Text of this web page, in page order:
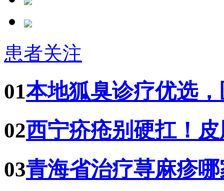
患者关注
01本地狐臭诊疗优选
02西宁疥疮别硬扛！
03青海省治疗荨麻疹